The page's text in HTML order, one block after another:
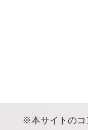
※本サイトのコ